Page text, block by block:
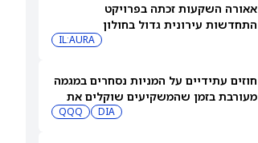
אאורה השקעות זכתה בפרויקט
התחדשות עירונית גדול בחולון
IL:AURA
חוזים עתידיים על המניות נסחרים במגמה
מעורבת בזמן שהמשקיעים שוקלים את
שיא הסגירה של הדאו ואת השיחות בין
DIA
QQQ